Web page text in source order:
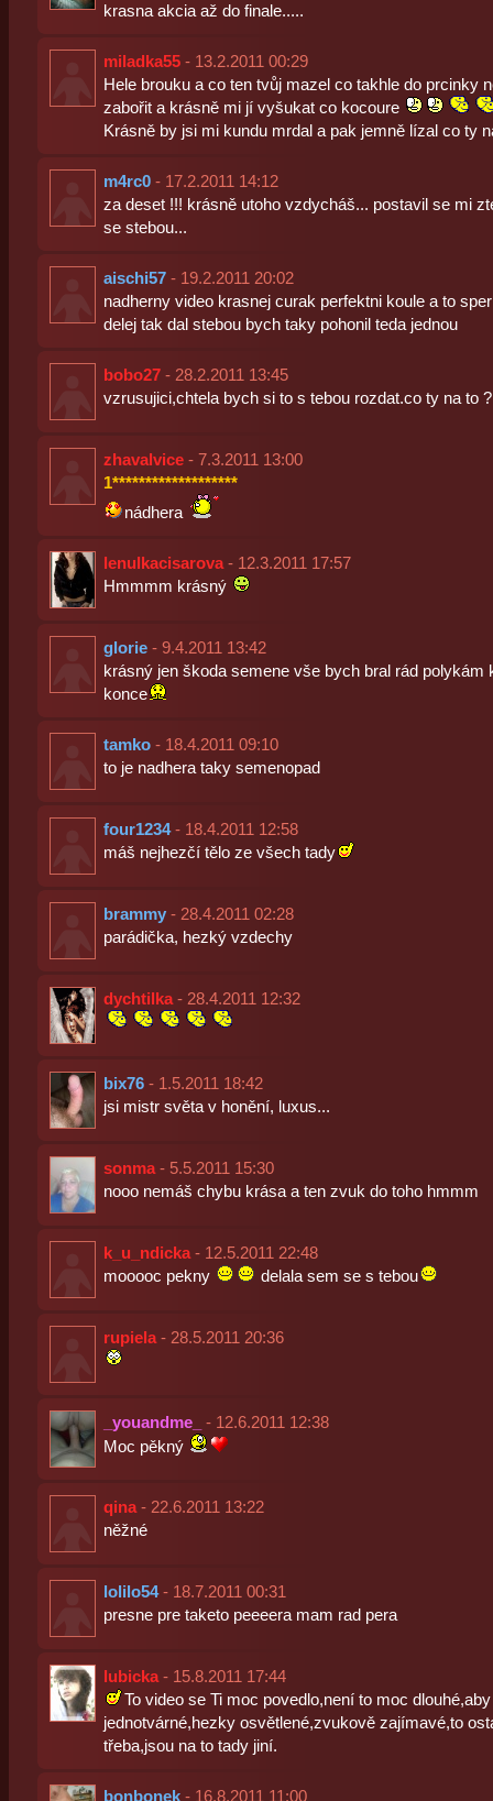
krasna akcia až do finale.....
miladka55- 13.2.2011 00:29
Hele brouku a co ten tvůj mazel co takhle do prcinky
zabořit a krásně mi jí vyšukat co kocoure
Krásně by jsi mi kundu mrdal a pak jemně lízal co ty
m4rc0- 17.2.2011 14:12
za deset !!! krásně utoho vzdycháš... postavil se mi
se stebou...
aischi57- 19.2.2011 20:02
nadherny video krasnej curak perfektni koule a to
delej tak dal stebou bych taky pohonil teda jednou
bobo27- 28.2.2011 13:45
vzrusujici,chtela bych si to s tebou rozdat.co ty na to ?
zhavalvice- 7.3.2011 13:00
1*******************
nádhera
lenulkacisarova- 12.3.2011 17:57
Hmmmm krásný
glorie- 9.4.2011 13:42
krásný jen škoda semene vše bych bral rád polykám
konce
tamko- 18.4.2011 09:10
to je nadhera taky semenopad
four1234- 18.4.2011 12:58
máš nejhezčí tělo ze všech tady
brammy- 28.4.2011 02:28
parádička, hezký vzdechy
dychtilka- 28.4.2011 12:32
bix76- 1.5.2011 18:42
jsi mistr světa v honění, luxus...
sonma- 5.5.2011 15:30
nooo nemáš chybu krása a ten zvuk do toho hmmm
k_u_ndicka- 12.5.2011 22:48
mooooc pekny
delala sem se s tebou
rupiela- 28.5.2011 20:36
_youandme_
- 12.6.2011 12:38
Moc pěkný
qina- 22.6.2011 13:22
něžné
lolilo54- 18.7.2011 00:31
presne pre taketo peeeera mam rad pera
lubicka- 15.8.2011 17:44
To video se Ti moc povedlo,není to moc
jednotvárné,hezky osvětlené,zvukově zajímavé,to
třeba,jsou na to tady jiní.
bonbonek- 16.8.2011 11:00